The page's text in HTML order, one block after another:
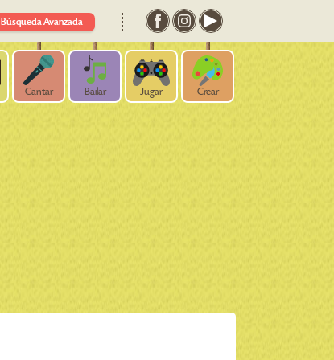
Búsqueda Avanzada
Cantar Bailar Jugar Crear